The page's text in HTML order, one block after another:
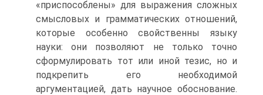
«приспособлены» для выражения сложных
смысловых и грамматических отношений,
которые особенно свойственны языку
науки: они позволяют не только точно
сформулировать тот или иной тезис, но и
подкрепить его необходимой
аргументацией, дать научное обоснование.